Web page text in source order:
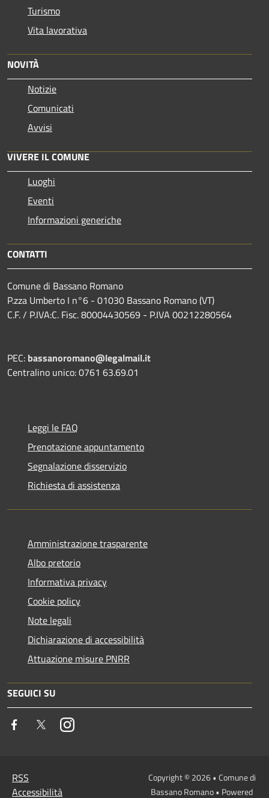
Turismo
Vita lavorativa
NOVITÀ
Notizie
Comunicati
Avvisi
VIVERE IL COMUNE
Luoghi
Eventi
Informazioni generiche
CONTATTI
Comune di Bassano Romano
P.zza Umberto I n°6 - 01030 Bassano Romano (VT)
C.F. / P.IVA:C. Fisc. 80004430569 - P.IVA 00212280564
PEC: bassanoromano@legalmail.it
Centralino unico: 0761 63.69.01
Leggi le FAQ
Prenotazione appuntamento
Segnalazione disservizio
Richiesta di assistenza
Amministrazione trasparente
Albo pretorio
Informativa privacy
Cookie policy
Note legali
Dichiarazione di accessibilità
Attuazione misure PNRR
SEGUICI SU
Facebook TwitterInstagram
RSS
Accessibilità
Copyright © 2026 • Comune di
Bassano Romano • Powered